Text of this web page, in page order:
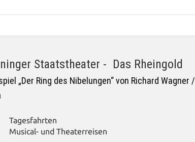
Staatstheater - Das Rheingold
„Der Ring des Nibelungen“ von Richard Wagner /
Tagesfahrten
Musical- und Theaterreisen